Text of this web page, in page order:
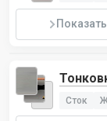
Сток